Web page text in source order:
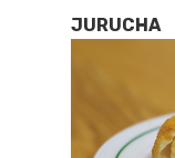
JURUCHA